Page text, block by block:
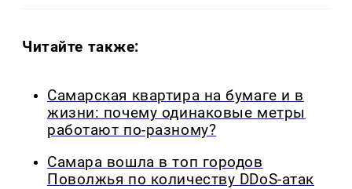
Читайте также:
Самарская квартира на бумаге и в
жизни: почему одинаковые метры
работают по-разному?
Самара вошла в топ городов
Поволжья по количеству DDoS-атак